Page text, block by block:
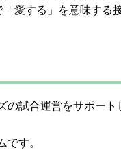
愛する」を意味する
試合運営をサポート
す。